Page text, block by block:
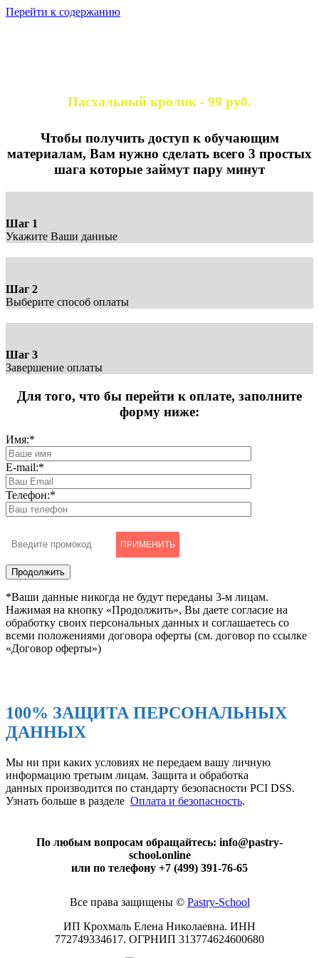
Перейти к содержанию
Пасхальный кролик - 99 руб.
СТРАНИЦА ОПЛАТЫ
Чтобы получить доступ к обучающим
материалам, Вам нужно сделать всего 3 простых
шага которые займут пару минут
Шаг 1
Укажите Ваши данные
Шаг 2
Выберите способ оплаты
Шаг 3
Завершение оплаты
Для того, что бы перейти к оплате, заполните
форму ниже:
Имя:*
E-mail:*
Телефон:*
ПРИМЕНИТЬ
*Ваши данные никогда не будут переданы 3-м лицам.
Нажимая на кнопку «Продолжить», Вы даете согласие на
обработку своих персональных данных и соглашаетесь со
всеми положениями договора оферты (см. договор по ссылке
«Договор оферты»)
100% ЗАЩИТА ПЕРСОНАЛЬНЫХ
ДАННЫХ
Мы ни при каких условиях не передаем вашу личную
информацию третьим лицам. Защита и обработка
данных производится по стандарту безопасности PCI DSS.
Узнать больше в разделе Оплата и безопасность.
По любым вопросам обращайтесь: info@pastry-
school.online
или по телефону +7 (499) 391-76-65
Все права защищены © Pаstry-School
ИП Крохмаль Елена Николаевна. ИНН
772749334617. ОГРНИП 313774624600680